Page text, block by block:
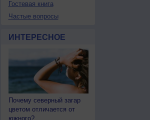
Гостевая книга
Частые вопросы
ИНТЕРЕСНОЕ
Почему северный загар
цветом отличается от
южного?